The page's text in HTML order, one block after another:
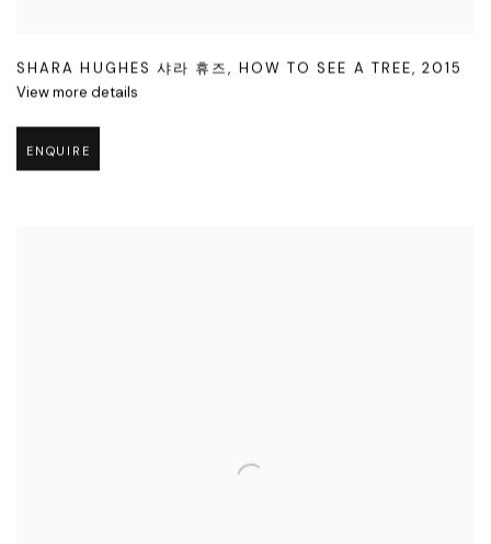
SHARA HUGHES 샤라 휴즈, HOW TO SEE A TREE,2015
View more details
ENQUIRE